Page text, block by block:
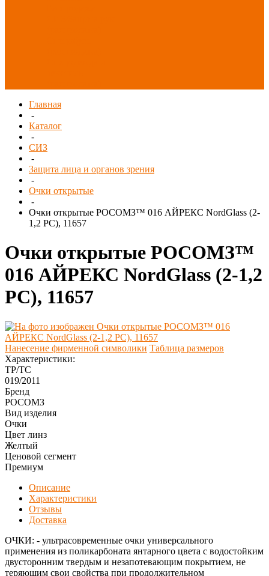
Главная
-
Каталог
-
СИЗ
-
Защита лица и органов зрения
-
Очки открытые
-
Очки открытые РОСОМЗ™ 016 АЙРЕКС NordGlass (2-
1,2 PС), 11657
Очки открытые РОСОМЗ™
016 АЙРЕКС NordGlass (2-1,2
PС), 11657
Нанесение фирменной символики Таблица размеров
Характеристики:
ТР/ТС
019/2011
Бренд
РОСОМЗ
Вид изделия
Очки
Цвет линз
Желтый
Ценовой сегмент
Премиум
Описание
Характеристики
Отзывы
Доставка
ОЧКИ: - ультрасовременные очки универсального
применения из поликарбоната янтарного цвета с водостойким
двусторонним твердым и незапотевающим покрытием, не
теряющим свои свойства при продолжительном